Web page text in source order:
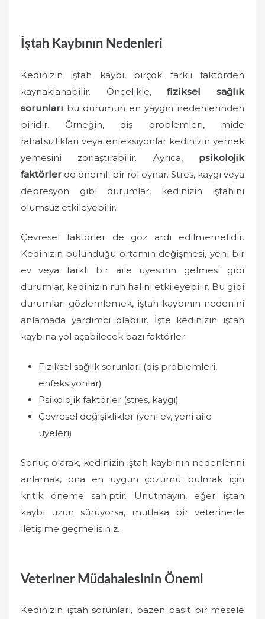
İştah Kaybının Nedenleri
Kedinizin iştah kaybı, birçok farklı faktörden
kaynaklanabilir. Öncelikle,fiziksel sağlık
sorunları bu durumun en yaygın nedenlerinden
biridir. Örneğin, diş problemleri, mide
rahatsızlıkları veya enfeksiyonlar kedinizin yemek
yemesini zorlaştırabilir. Ayrıca, psikolojik
faktörler de önemli bir rol oynar. Stres, kaygı veya
depresyon gibi durumlar, kedinizin iştahını
olumsuz etkileyebilir.
Çevresel faktörler de göz ardı edilmemelidir.
Kedinizin bulunduğu ortamın değişmesi, yeni bir
ev veya farklı bir aile üyesinin gelmesi gibi
durumlar, kedinizin ruh halini etkileyebilir. Bu gibi
durumları gözlemlemek, iştah kaybının nedenini
anlamada yardımcı olabilir. İşte kedinizin iştah
kaybına yol açabilecek bazı faktörler:
Fiziksel sağlık sorunları (diş problemleri,
enfeksiyonlar)
Psikolojik faktörler (stres, kaygı)
Çevresel değişiklikler (yeni ev, yeni aile
üyeleri)
Sonuç olarak, kedinizin iştah kaybının nedenlerini
anlamak, ona en uygun çözümü bulmak için
kritik öneme sahiptir. Unutmayın, eğer iştah
kaybı uzun sürüyorsa, mutlaka bir veterinerle
iletişime geçmelisiniz.
Veteriner Müdahalesinin Önemi
Kedinizin iştah sorunları, bazen basit bir mesele